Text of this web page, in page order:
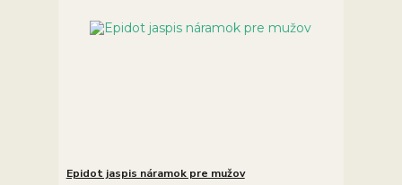
Epidot jaspis náramok pre mužov